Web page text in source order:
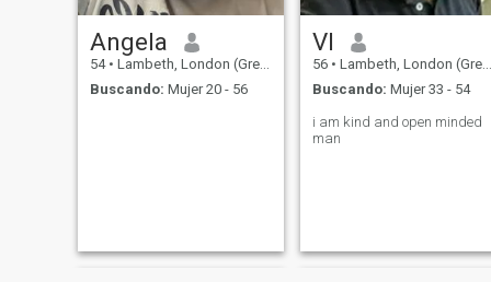
Angela
54 • Lambeth, London (Greater), Reino Unido
Buscando: Mujer 20 - 56
VI
56 • Lambeth, London (Greater), Reino Unido
Buscando: Mujer 33 - 54
i am kind and open minded
man